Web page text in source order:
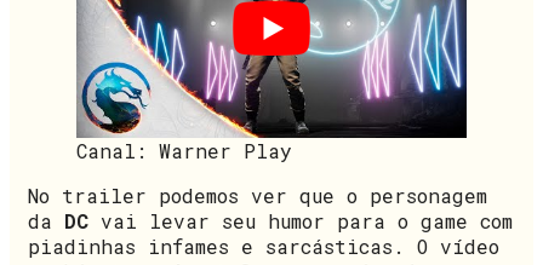
Canal: Warner Play
No trailer podemos ver que o personagem
da DC vai levar seu humor para o game com
piadinhas infames e sarcásticas. O vídeo